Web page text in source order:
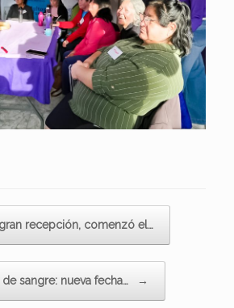
recepción, comenzó el…
sangre: nueva fecha… →